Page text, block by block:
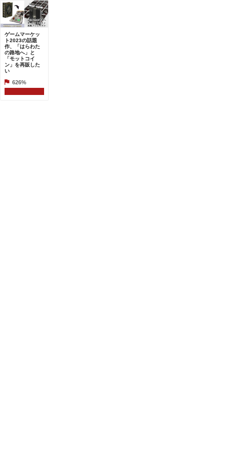
ゲームマーケッ
ト2023の話題
作、「はらわた
の路地へ」と
「モットコイ
ン」を再販した
い
626%